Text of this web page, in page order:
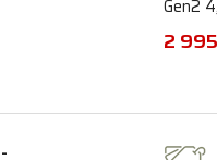
Gen2
2